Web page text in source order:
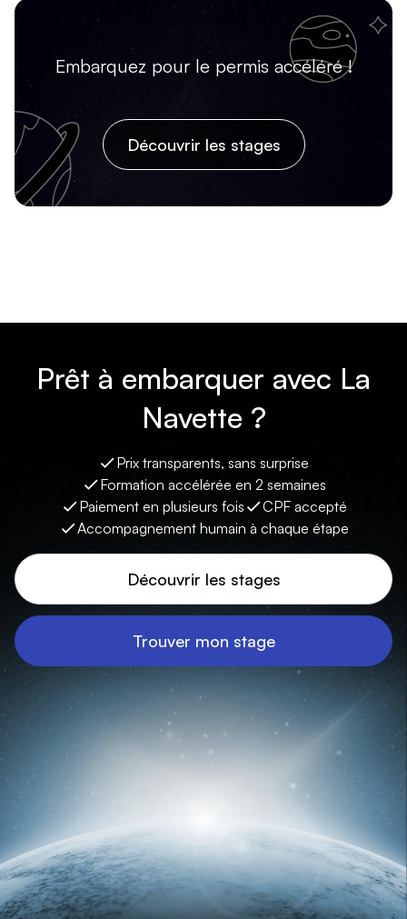
Embarquez pour le permis accéléré !
Découvrir les stages
Prêt à embarquer avec La
Navette ?
Prix transparents, sans surprise
Formation accélérée en 2 semaines
Paiement en plusieurs fois
CPF accepté
Accompagnement humain à chaque étape
Découvrir les stages
Trouver mon stage